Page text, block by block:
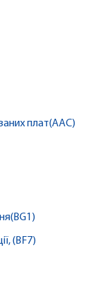
плат(AAC)
(BF7)